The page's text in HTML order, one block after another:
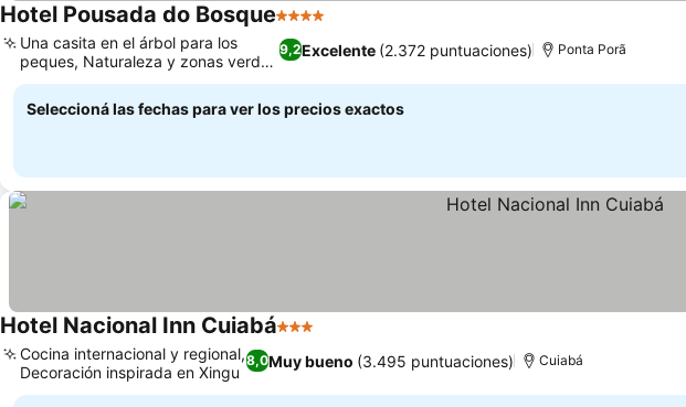
Hotel Pousada do Bosque4 Estrellas
9,2Excelente (2.372 puntuaciones)
Una casita en el árbol para los
peques, Naturaleza y zonas verdes
a tope
Ponta Porã
Seleccioná las fechas para ver los precios exactos
Hotel Nacional Inn Cuiabá3 Estrellas
8,0Muy bueno (3.495 puntuaciones)
Cocina internacional y regional,
Decoración inspirada en Xingu
Cuiabá